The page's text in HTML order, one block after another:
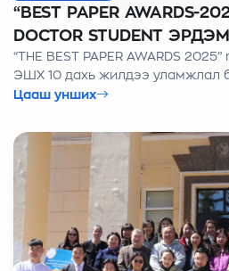
“ВEST PAPER AWARDS-
DOCTOR STUDENT ЭРДЭМ
ШИНЖИЛГЭЭНИЙ
БАТЛАМЖ ГАРДУУЛАХ
“THE BEST PAPER AWARDS
ЭШХ 10 дахь жилдээ уламжлал
сарын 30-ны өдөр АШУҮИС дээр
Цааш унших